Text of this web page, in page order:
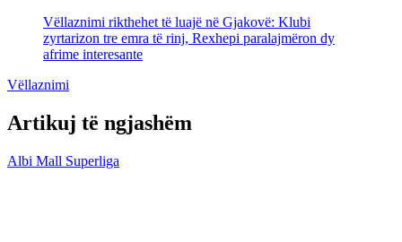
Vëllaznimi rikthehet të luajë në Gjakovë: Klubi
zyrtarizon tre emra të rinj, Rexhepi paralajmëron dy
afrime interesante
Vëllaznimi
Artikuj të ngjashëm
Albi Mall Superliga